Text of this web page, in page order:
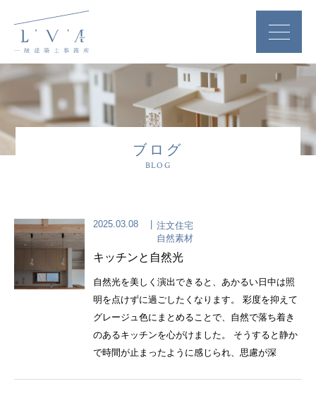
ブログ
BLOG
2025.03.08
注文住宅
自然素材
キッチンと自然光
自然光を美しく演出できると、あかるい日中は照
明を点けずに過ごしたくなります。 彩度を抑えて
グレージュ色にまとめることで、自然で落ち着き
のあるキッチンを心がけました。 そうすると静か
で時間が止まったように感じられ、思慮が深